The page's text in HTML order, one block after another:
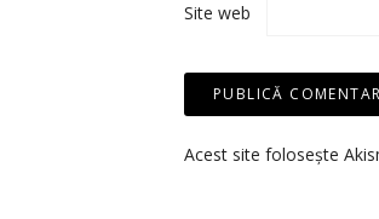
Site web
Acest site folosește